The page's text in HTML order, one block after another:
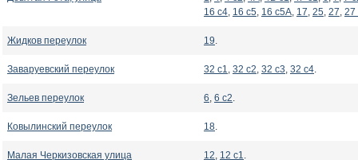
16 с4, 16 с5, 16 с5А, 17, 25, 27, 27
Жидков переулок 19.
Заваруевский переулок 32 с1, 32 с2, 32 с3, 32 с4.
Зельев переулок 6, 6 с2.
Ковылинский переулок 18.
Малая Черкизовская улица 12, 12 с1.